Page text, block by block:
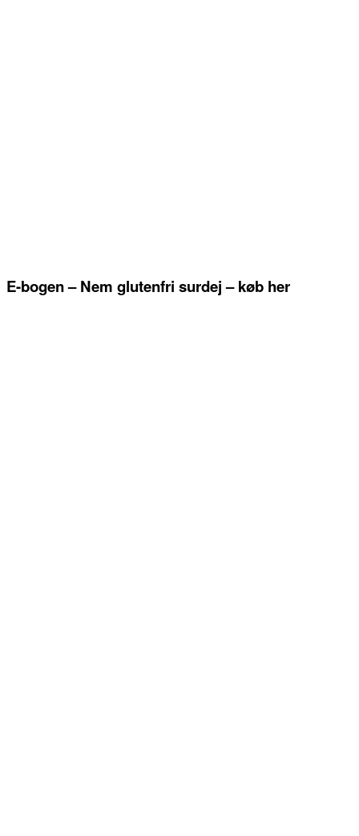
E-bogen – Nem glutenfri surdej – køb her